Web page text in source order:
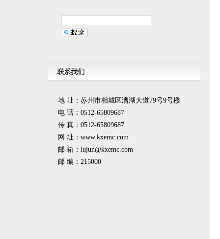
地 址：苏州市相城区漕湖大道79号9号楼
电 话：0512-65809687
传 真：0512-65809687
网 址：www.kxemc.com
邮 箱： lujun@kxemc.com
邮 编：215000